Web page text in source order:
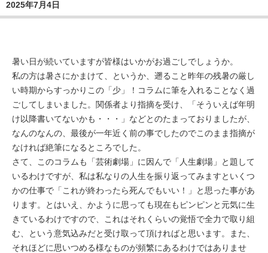
2025年7月4日
暑い日が続いていますが皆様はいかがお過ごしでしょうか。
私の方は暑さにかまけて、というか、遡ること昨年の残暑の厳し
い時期からすっかりこの「少」！コラムに筆を入れることなく過
ごしてしまいました。関係者より指摘を受け、「そういえば年明
け以降書いてないかも・・・」などとのたまっておりましたが、
なんのなんの、最後が一年近く前の事でしたのでこのまま指摘が
なければ絶筆になるところでした。
さて、このコラムも「芸術劇場」に因んで「人生劇場」と題して
いるわけですが、私は私なりの人生を振り返ってみますといくつ
かの仕事で「これが終わったら死んでもいい！」と思った事があ
ります。とはいえ、かように思っても現在もピンピンと元気に生
きているわけですので、これはそれくらいの覚悟で全力で取り組
む、という意気込みだと受け取って頂ければと思います。また、
それほどに思いつめる様なものが頻繁にあるわけではありませ